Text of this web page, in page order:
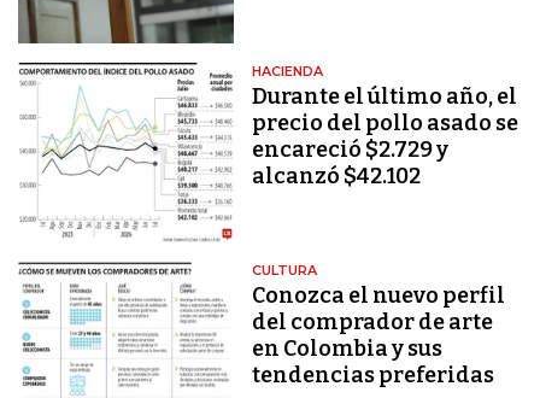
HACIENDA
Durante el último año, el
precio del pollo asado se
encareció $2.729 y
alcanzó $42.102
CULTURA
Conozca el nuevo perfil
del comprador de arte
en Colombia y sus
tendencias preferidas